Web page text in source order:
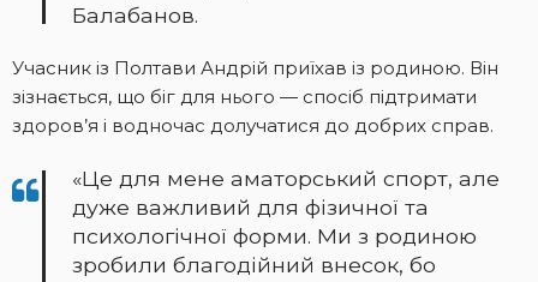
Балабанов.
Учасник із Полтави Андрій приїхав із родиною. Він
зізнається, що біг для нього — спосіб підтримати
здоров’я і водночас долучатися до добрих справ.
«Це для мене аматорський спорт, але
дуже важливий для фізичної та
психологічної форми. Ми з родиною
зробили благодійний внесок, бо